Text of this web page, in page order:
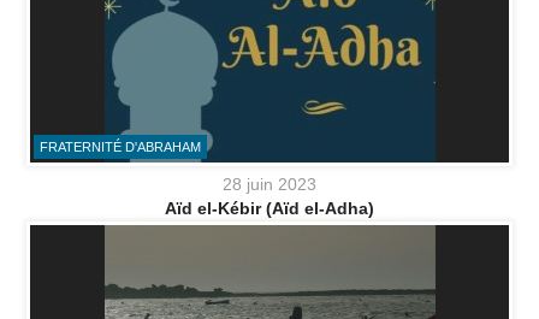
FRATERNITÉ D'ABRAHAM
28 juin 2023
Aïd el-Kébir (Aïd el-Adha)